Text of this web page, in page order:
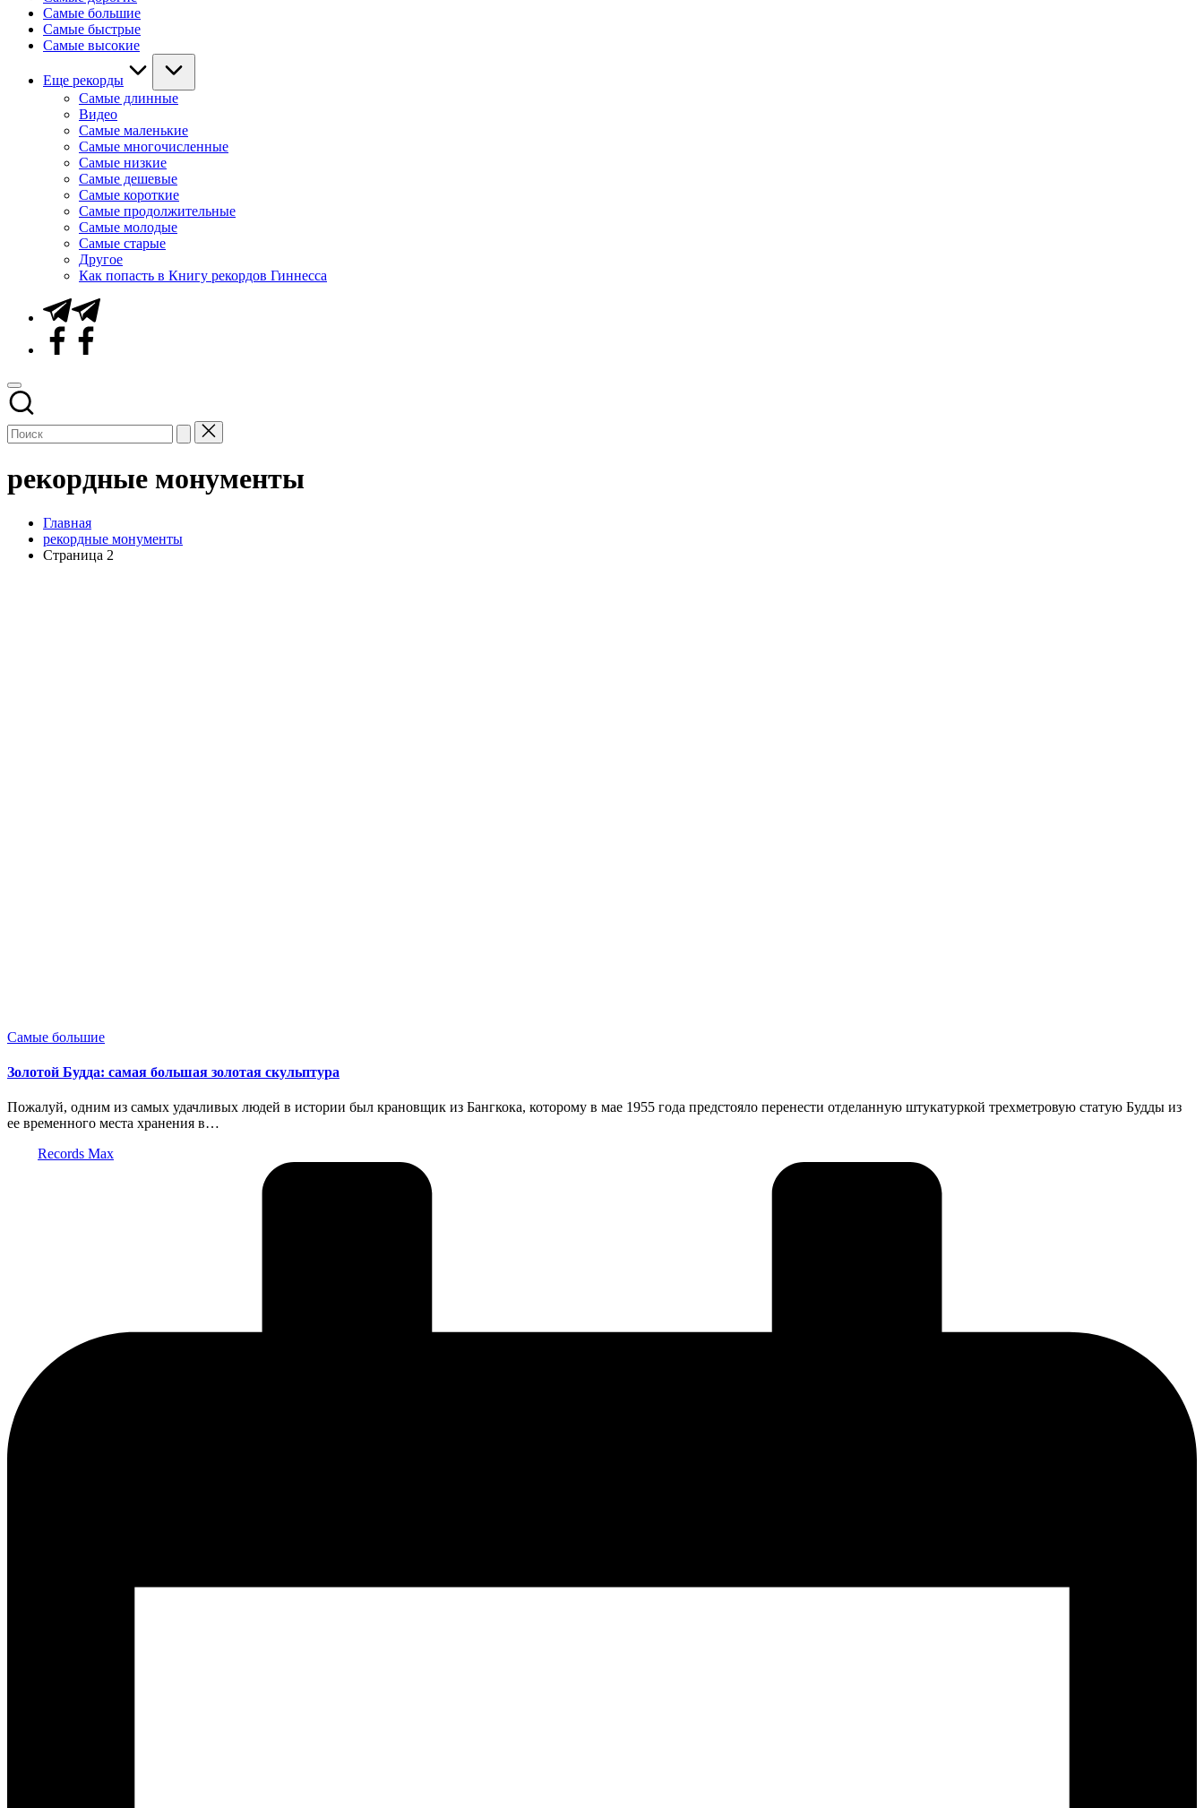
Самые большие
Самые быстрые
Самые высокие
Еще рекорды
Самые длинные
Видео
Самые маленькие
Самые многочисленные
Самые низкие
Самые дешевые
Самые короткие
Самые продолжительные
Самые молодые
Самые старые
Другое
Как попасть в Книгу рекордов Гиннесса
Telegram
Facebook
рекордные монументы
Главная
рекордные монументы
Страница 2
Опубликовано
Самые большие
Золотой Будда: самая большая золотая скульптура
Пожалуй, одним из самых удачливых людей в истории был крановщик из Бангкока, которому в мае 1955 года предстояло перенести отделанную штукатуркой трехметровую статую Будды из
ее временного места хранения в…
Records Max